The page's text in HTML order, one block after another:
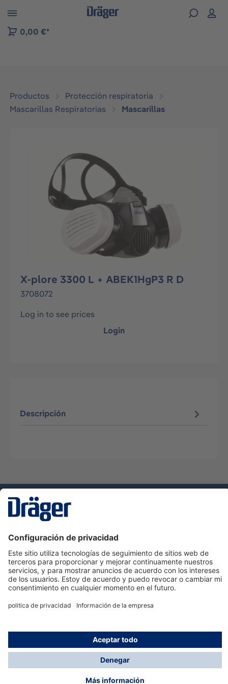
to B2B platform navigation
0,00 €*
Productos
Protección respiratoria
Mascarillas Respiratorias
Mascarillas
Omitir galería de imágenes
X-plore 3300 L + ABEK1HgP3 R D
3708072
Log in to see prices
Login
Descripción
Servicio de atención al cliente de Dräger
Ayuda
Información
© Dräger Hispania S.A.U., 2024
*Todos los precios no incluyen IVA y posibles gastos
de envío, salvo que indique lo contrario